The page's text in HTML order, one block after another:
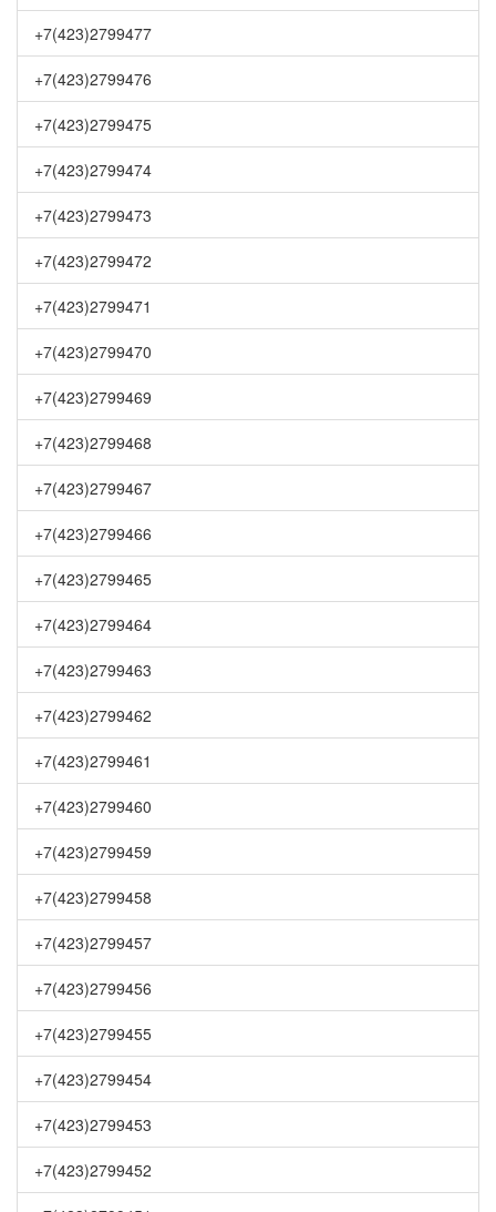
+7(423)2799477
+7(423)2799476
+7(423)2799475
+7(423)2799474
+7(423)2799473
+7(423)2799472
+7(423)2799471
+7(423)2799470
+7(423)2799469
+7(423)2799468
+7(423)2799467
+7(423)2799466
+7(423)2799465
+7(423)2799464
+7(423)2799463
+7(423)2799462
+7(423)2799461
+7(423)2799460
+7(423)2799459
+7(423)2799458
+7(423)2799457
+7(423)2799456
+7(423)2799455
+7(423)2799454
+7(423)2799453
+7(423)2799452